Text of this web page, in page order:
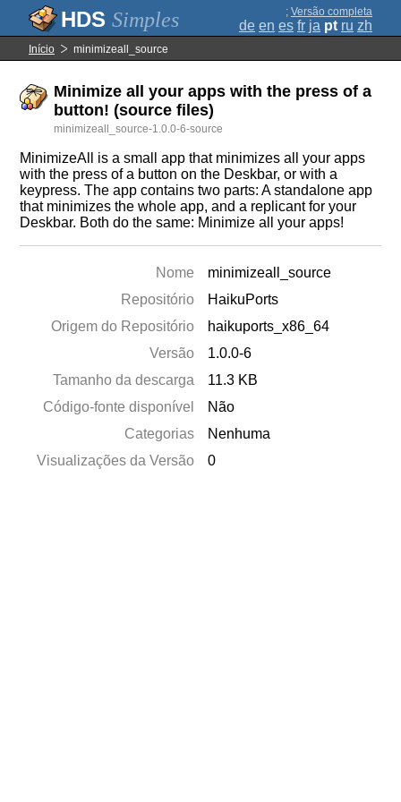
Simples ; Versão completa
de en es fr ja pt ru zh
Início minimizeall_source
Minimize all your apps with the press of a
button! (source files)
minimizeall_source-1.0.0-6-source
MinimizeAll is a small app that minimizes all your apps
with the press of a button on the Deskbar, or with a
keypress. The app contains two parts: A standalone app
that minimizes the whole app, and a replicant for your
Deskbar. Both do the same: Minimize all your apps!
Nome
minimizeall_source
Repositório
HaikuPorts
Origem do Repositório
haikuports_x86_64
Versão
1.0.0-6
Tamanho da descarga
11.3 KB
Código-fonte disponível
Não
Categorias
Nenhuma
Visualizações da Versão
0